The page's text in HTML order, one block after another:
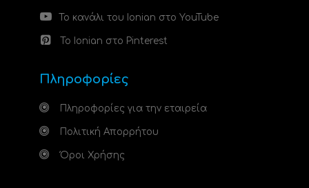
Το κανάλι του Ionian στο YouTube
Το Ionian στο Pinterest
Πληροφορίες
Πληροφορίες για την εταιρεία
Πολιτική Απορρήτου
Όροι Χρήσης